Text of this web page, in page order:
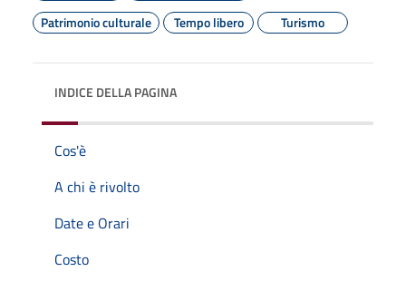
Patrimonio culturale
Tempo libero Turismo
INDICE DELLA PAGINA
Cos'è
A chi è rivolto
Date e Orari
Costo